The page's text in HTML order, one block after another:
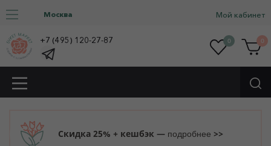
Москва Мой кабинет
+7 (495) 120-27-87 0 0
Скидка 25% + кешбэк — подробнее >>